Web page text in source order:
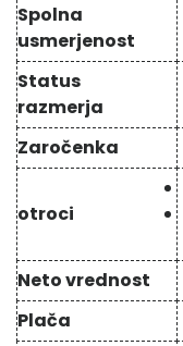
Spolna
usmerjenost
Status
razmerja
Zaročenka
otroci
Neto vrednost
Plača